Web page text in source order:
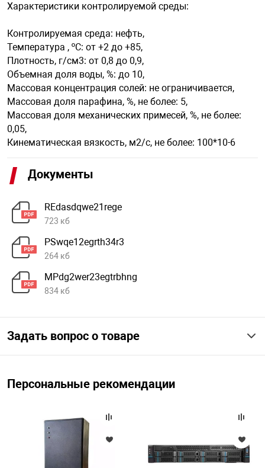
Характеристики контролируемой среды:
Контролируемая среда: нефть,
Температура , ºС: от +2 до +85,
Плотность, г/см3: от 0,8 до 0,9,
Объемная доля воды, %: до 10,
Массовая концентрация солей: не ограничивается,
Массовая доля парафина, %, не более: 5,
Массовая доля механических примесей, %, не более:
0,05,
Кинематическая вязкость, м2/с, не более: 100*10-6
Документы
REdasdqwe21rege
723 кб
PSwqe12egrth34r3
264 кб
MPdg2wer23egtrbhng
834 кб
Задать вопрос о товаре
Персональные рекомендации